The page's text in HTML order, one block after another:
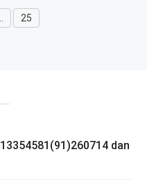
Halaman
25
dan